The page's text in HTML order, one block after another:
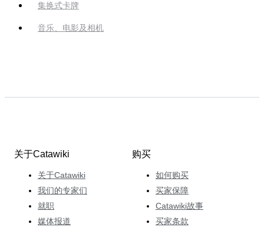
集换式卡牌
音乐、电影及相机
关于Catawiki
关于Catawiki
我们的专家们
就职
媒体报道
购买
如何购买
买家保障
Catawiki故事
买家条款